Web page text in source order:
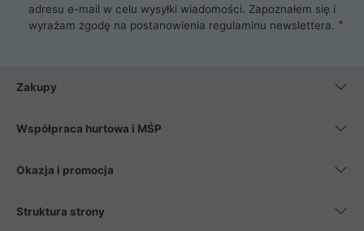
adresu e-mail w celu wysyłki wiadomości. Zapoznałem się i
wyrażam zgodę na postanowienia regulaminu newslettera.
Zakupy
Współpraca hurtowa i MŚP
Okazja i promocja
Struktura strony